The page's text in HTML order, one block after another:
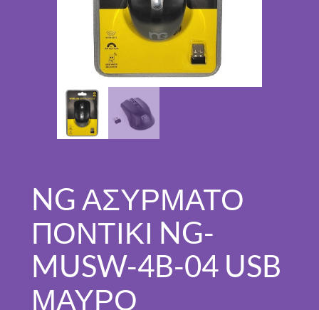
NG ΑΣΥΡΜΑΤΟ
ΠΟΝΤΙΚΙ NG-
MUSW-4B-04 USB
ΜΑΥΡΟ